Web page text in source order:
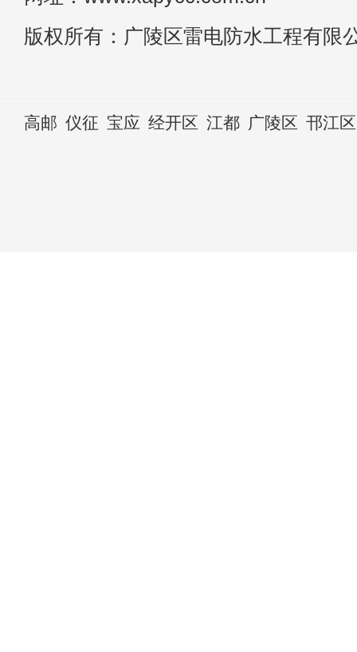
版权所有：广陵区雷电防水工程有限
高邮 仪征 宝应 经开区 江都 广陵区 邗江区